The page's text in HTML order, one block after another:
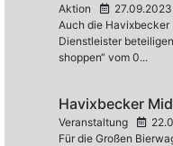
Aktion
27.09.2023
Auch die Havixbecker
Dienstleister
shoppen“ vom 0...
Havixbecker
Veranstaltung
Für die Großen